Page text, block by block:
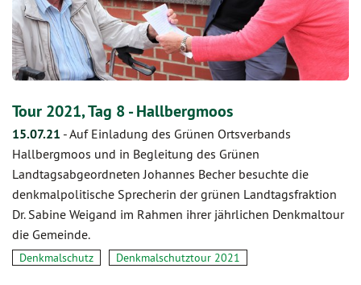
Tour 2021, Tag 8 - Hallbergmoos
15.07.21 -Auf Einladung des Grünen Ortsverbands
Hallbergmoos und in Begleitung des Grünen
Landtagsabgeordneten Johannes Becher besuchte die
denkmalpolitische Sprecherin der grünen Landtagsfraktion
Dr. Sabine Weigand im Rahmen ihrer jährlichen Denkmaltour
die Gemeinde.
Denkmalschutz Denkmalschutztour 2021